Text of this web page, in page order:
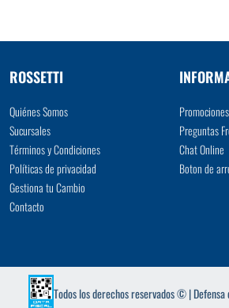
ROSSETTI
Quiénes Somos
Sucursales
Términos y Condiciones
Políticas de privacidad
Gestiona tu Cambio
Contacto
Preguntas
Chat Online
Boton de
Todos los derechos reservados © |